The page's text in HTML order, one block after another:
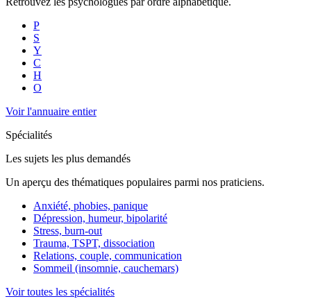
P
S
Y
C
H
O
Voir l'annuaire entier
Spécialités
Les sujets les plus demandés
Un aperçu des thématiques populaires parmi nos praticiens.
Anxiété, phobies, panique
Dépression, humeur, bipolarité
Stress, burn-out
Trauma, TSPT, dissociation
Relations, couple, communication
Sommeil (insomnie, cauchemars)
Voir toutes les spécialités